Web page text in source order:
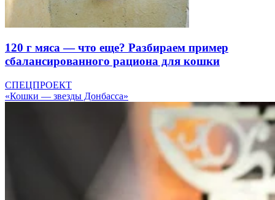
120 г мяса — что еще? Разбираем пример
сбалансированного рациона для кошки
СПЕЦПРОЕКТ
«Кошки — звезды Донбасса»